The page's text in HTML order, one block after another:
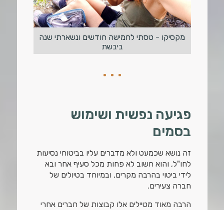
מקסיקו - טסתי לחמישה חודשים ונשארתי שנה
ביבשת
פגיעה נפשית ושימוש
בסמים
זה נושא שכמעט ולא מדברים עליו בביטוחי נסיעות
לחו"ל, והוא חשוב לא פחות מכל סעיף אחר ובא
לידי ביטוי בהרבה מקרים, ובמיוחד בטיולים של
חברה צעירים.
הרבה מאוד מטיילים אלו קבוצות של חברים אחרי